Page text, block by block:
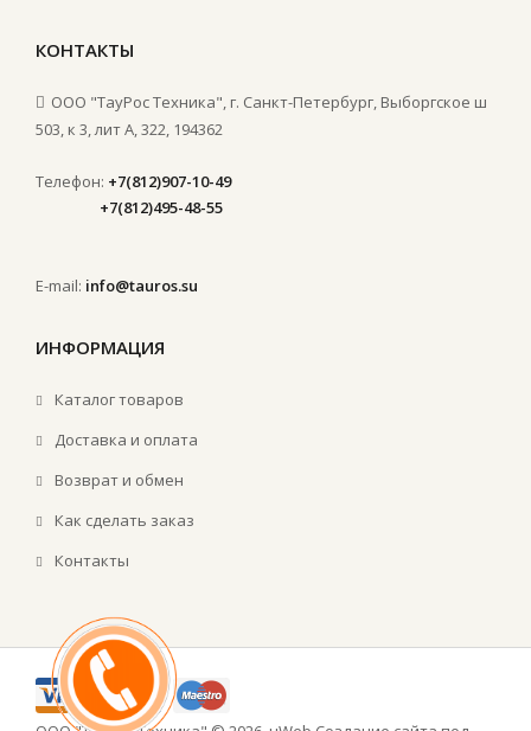
КОНТАКТЫ
ООО "ТауРос Техника", г. Санкт-Петербург, Выборгское ш
503, к 3, лит А, 322, 194362
Телефон: +7(812)907-10-49
+7(812)495-48-55
E-mail: info@tauros.su
ИНФОРМАЦИЯ
Каталог товаров
Доставка и оплата
Возврат и обмен
Как сделать заказ
Контакты